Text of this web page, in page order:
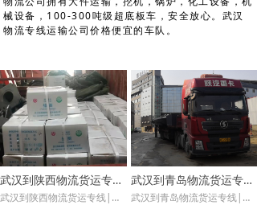
械设备，100-300吨级超底板车，安全放心。武汉
物流专线运输公司价格便宜的车队。
武汉到陕西物流货运专线|武汉货运公司
武汉到陕西物流货运专线|武汉货运公司,零担货物运输在控制运输成本的原则下可以安排货物拼装运输 。武汉到陕西物流货运专线|武汉货运公司,物流配送：车型丰富,拥有各种型号的车辆,备有敞车.高栏车.全封闭车.半封闭车.集装箱车.商品车专用运输车,大吨位半挂车
武汉到青岛物流货运专线|武汉货运公司
武汉到青岛物流货运专线|武汉货运公司,零担货物运输在控制运输成本的原则下可以安排货物拼装运输 。武汉到青岛物流货运专线|武汉货运公司,物流配送：车型丰富,拥有各种型号的车辆,备有敞车.高栏车.全封闭车.半封闭车.集装箱车.商品车专用运输车,大吨位半挂车